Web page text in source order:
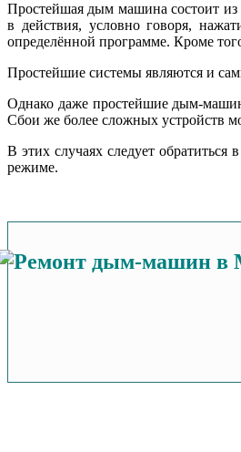
Простейшая дым машина состоит из
в действия, условно говоря,
определённой программе. Кроме
Простейшие системы являются и
Однако даже простейшие дым-
Сбои же более сложных устройств
В этих случаях следует
режиме.